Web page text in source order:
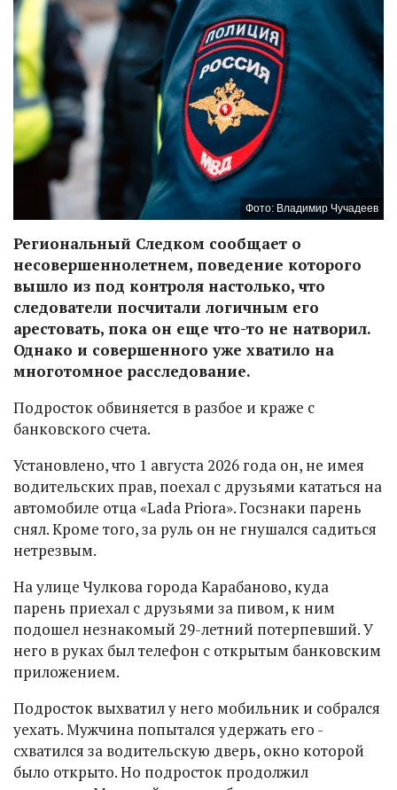
Фото: Владимир Чучадеев
Региональный Следком сообщает о
несовершеннолетнем, поведение которого
вышло из под контроля настолько, что
следователи посчитали логичным его
арестовать, пока он еще что-то не натворил.
Однако и совершенного уже хватило на
многотомное расследование.
Подросток обвиняется в разбое и краже с
банковского счета.
Установлено, что 1 августа 2026 года он, не имея
водительских прав, поехал с друзьями кататься на
автомобиле отца «Lada Priora». Госзнаки парень
снял. Кроме того, за руль он не гнушался садиться
нетрезвым.
На улице Чулкова города Карабаново, куда
парень приехал с друзьями за пивом, к ним
подошел незнакомый 29-летний потерпевший. У
него в руках был телефон с открытым банковским
приложением.
Подросток выхватил у него мобильник и собрался
уехать. Мужчина попытался удержать его -
схватился за водительскую дверь, окно которой
было открыто. Но подросток продолжил